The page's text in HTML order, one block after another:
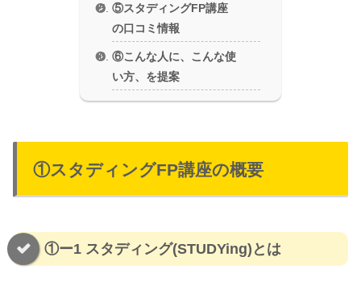
⑤スタディングFP講座
の口コミ情報
⑥こんな人に、こんな使
い方、を提案
①スタディングFP講座の概要
①ー1 スタディング(STUDYing)とは